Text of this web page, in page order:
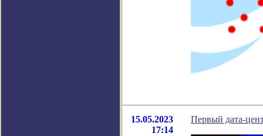
15.05.2023
17:14
Первый дата-